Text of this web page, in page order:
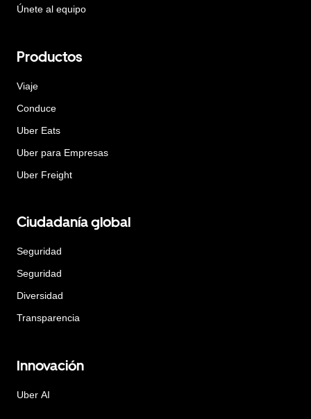
Únete al equipo
Productos
Viaje
Conduce
Uber Eats
Uber para Empresas
Uber Freight
Ciudadanía global
Seguridad
Seguridad
Diversidad
Transparencia
Innovación
Uber AI